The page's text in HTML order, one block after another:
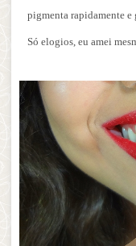
pigmenta rapidamente e
Só elogios, eu amei